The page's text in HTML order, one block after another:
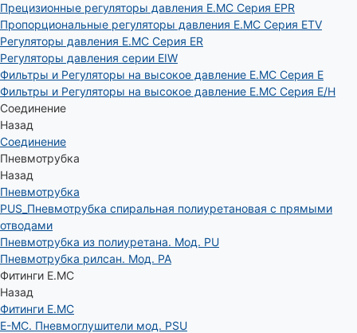
Прецизионные регуляторы давления E.MC Серия EPR
Пропорциональные регуляторы давления E.MC Серия ETV
Регуляторы давления E.MC Серия ER
Регуляторы давления серии EIW
Фильтры и Регуляторы на высокое давление E.MC Серия E
Фильтры и Регуляторы на высокое давление E.MC Серия E/H
Соединение
Назад
Соединение
Пневмотрубка
Назад
Пневмотрубка
PUS_Пневмотрубка спиральная полиуретановая с прямыми
отводами
Пневмотрубка из полиуретана. Мод. РU
Пневмотрубка рилсан. Мод. PA
Фитинги E.MC
Назад
Фитинги E.MC
E-MC. Пневмоглушители мод. PSU